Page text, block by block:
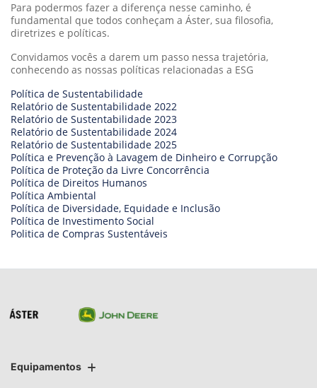
Para podermos fazer a diferença nesse caminho, é
fundamental que todos conheçam a Áster, sua filosofia,
diretrizes e políticas.
Convidamos vocês a darem um passo nessa trajetória,
conhecendo as nossas políticas relacionadas a ESG
Política de Sustentabilidade
Relatório de Sustentabilidade 2022
Relatório de Sustentabilidade 2023
Relatório de Sustentabilidade 2024
Relatório de Sustentabilidade 2025
Política e Prevenção à Lavagem de Dinheiro e Corrupção
Política de Proteção da Livre Concorrência
Política de Direitos Humanos
Política Ambiental
Política de Diversidade, Equidade e Inclusão
Política de Investimento Social
Politica de Compras Sustentáveis
Equipamentos